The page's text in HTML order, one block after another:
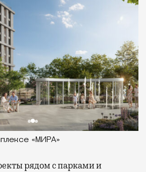
«МИРА»
рядом с парками и